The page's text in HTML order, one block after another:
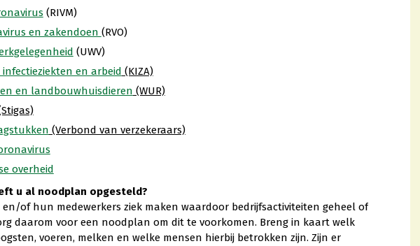
(RIVM)
en zakendoen (RVO)
(UWV)
en arbeid (KIZA)
en landbouwhuisdieren (WUR)
(Verbond van verzekeraars)
overheid
u al noodplan opgesteld?
of hun medewerkers ziek maken waardoor bedrijfsactiviteiten geheel of
daarom voor een noodplan om dit te voorkomen. Breng in kaart welk
voeren, melken en welke mensen hierbij betrokken zijn. Zijn er